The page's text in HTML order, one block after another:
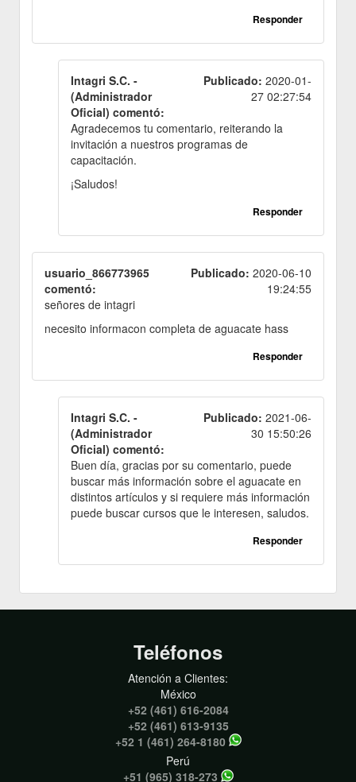
Responder
Intagri S.C. -
(Administrador
Oficial) comentó:
Publicado: 2020-01-
27 02:27:54
Agradecemos tu comentario, reiterando la
invitación a nuestros programas de
capacitación.
¡Saludos!
Responder
usuario_866773965
comentó:
Publicado: 2020-06-10
19:24:55
señores de intagri
necesito informacon completa de aguacate hass
Responder
Intagri S.C. -
(Administrador
Oficial) comentó:
Publicado: 2021-06-
30 15:50:26
Buen día, gracias por su comentario, puede
buscar más información sobre el aguacate en
distintos artículos y si requiere más información
puede buscar cursos que le interesen, saludos.
Responder
Teléfonos
Atención a Clientes:
México
+52 (461) 616-2084
+52 (461) 613-9135
+52 1 (461) 264-8180
Perú
+51 (965) 318-273